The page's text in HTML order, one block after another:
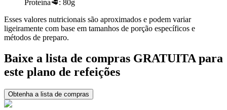
Proteína🥩: 80g
Esses valores nutricionais são aproximados e podem variar
ligeiramente com base em tamanhos de porção específicos e
métodos de preparo.
Baixe a lista de compras GRATUITA para
este plano de refeições
Obtenha a lista de compras